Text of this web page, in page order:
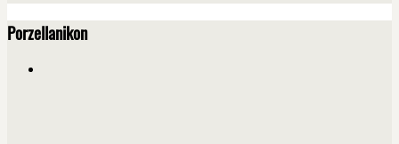
Porzellanikon